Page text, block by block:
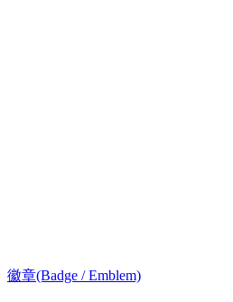
徽章(Badge / Emblem)